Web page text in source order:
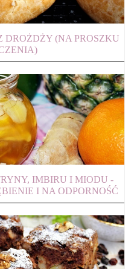
DROŻDŻY (NA PROSZKU
IMBIRU I MIODU -
I NA ODPORNOŚĆ